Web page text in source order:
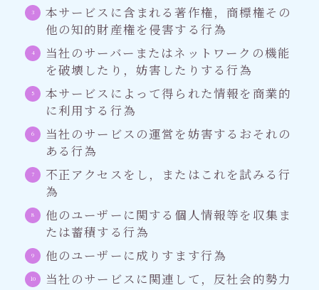
本サービスに含まれる著作権，商標権その
他の知的財産権を侵害する行為
当社のサーバーまたはネットワークの機能
を破壊したり，妨害したりする行為
本サービスによって得られた情報を商業的
に利用する行為
当社のサービスの運営を妨害するおそれの
ある行為
不正アクセスをし，またはこれを試みる行
為
他のユーザーに関する個人情報等を収集ま
たは蓄積する行為
他のユーザーに成りすます行為
当社のサービスに関連して，反社会的勢力